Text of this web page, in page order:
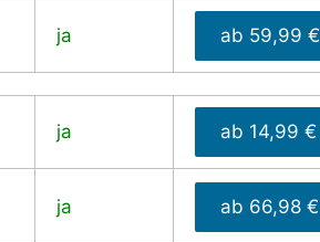
ja ab 59,99 €
ja ab 14,99 €
ja ab 66,98 €